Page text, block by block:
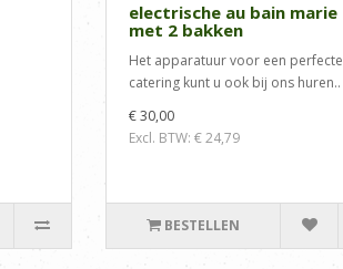
electrische au bain marie
met 2 bakken
Het apparatuur voor een perfecte
catering kunt u ook bij ons huren..
€ 30,00
Excl. BTW: € 24,79
BESTELLEN